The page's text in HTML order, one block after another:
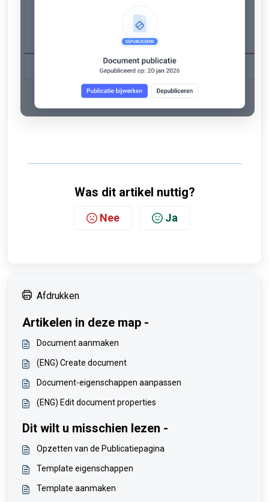
Was dit artikel nuttig?
Nee Ja
Afdrukken
Artikelen in deze map -
Document aanmaken
(ENG) Create document
Document-eigenschappen aanpassen
(ENG) Edit document properties
Dit wilt u misschien lezen -
Opzetten van de Publicatiepagina
Template eigenschappen
Template aanmaken